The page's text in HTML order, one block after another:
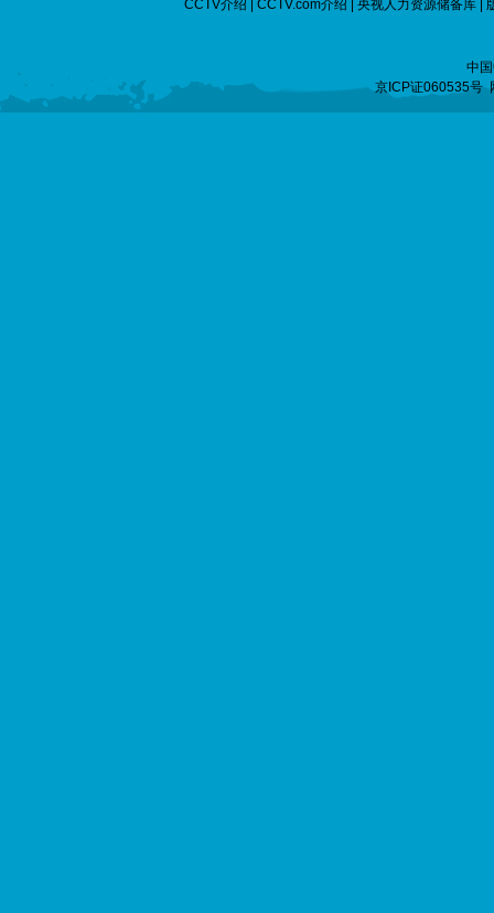
CCTV介绍 CCTV.com介绍 央视人力资源储备库
中
京ICP证060535号